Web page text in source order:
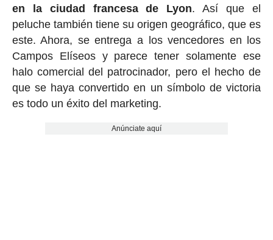
en la ciudad francesa de Lyon. Así que el
peluche también tiene su origen geográfico, que es
este. Ahora, se entrega a los vencedores en los
Campos Elíseos y parece tener solamente ese
halo comercial del patrocinador, pero el hecho de
que se haya convertido en un símbolo de victoria
es todo un éxito del marketing.
Anúnciate aquí